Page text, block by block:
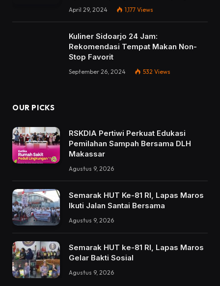
April 29, 2024 1,177 Views
Kuliner Sidoarjo 24 Jam:
Rekomendasi Tempat Makan Non-
Stop Favorit
September 26, 2024 532 Views
OUR PICKS
RSKDIA Pertiwi Perkuat Edukasi
Pemilahan Sampah Bersama DLH
Makassar
Agustus 9, 2026
Semarak HUT Ke-81 RI, Lapas Maros
Ikuti Jalan Santai Bersama
Agustus 9, 2026
Semarak HUT ke-81 RI, Lapas Maros
Gelar Bakti Sosial
Agustus 9, 2026